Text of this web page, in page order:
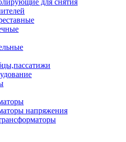
для снятия
напряжения